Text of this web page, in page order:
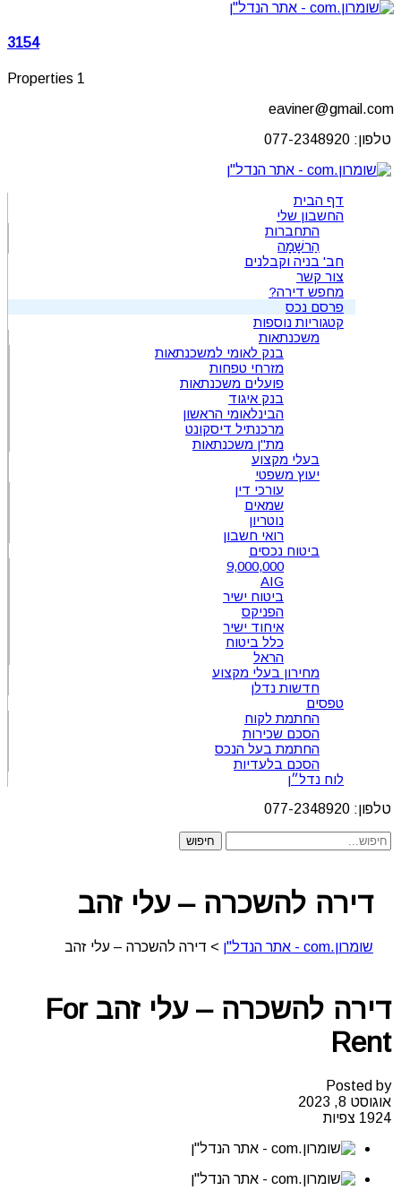
3154
1 Properties
eaviner@gmail.com
טלפון: 077-2348920
דף הבית
החשבון שלי
התחברות
הַרשָׁמָה
חב' בניה וקבלנים
צור קשר
מחפש דירה?
פרסם נכס
קטגוריות נוספות
משכנתאות
בנק לאומי למשכנתאות
מזרחי טפחות
פועלים משכנתאות
בנק איגוד
הבינלאומי הראשון
מרכנתיל דיסקונט
מת"ן משכנתאות
בעלי מקצוע
יעוץ משפטי
עורכי דין
שמאים
נוטריון
רואי חשבון
ביטוח נכסים
9,000,000
AIG
ביטוח ישיר
הפניקס
איחוד ישיר
כלל ביטוח
הראל
מחירון בעלי מקצוע
חדשות נדלן
טפסים
החתמת לקוח
הסכם שכירות
החתמת בעל הנכס
הסכם בלעדיות
לוח נדל״ן
טלפון: 077-2348920
דירה להשכרה – עלי זהב
שומרון.com - אתר הנדל"ן > דירה להשכרה – עלי זהב
דירה להשכרה – עלי זהבFor
Rent
Posted by
אוגוסט 8, 2023
1924 צפיות